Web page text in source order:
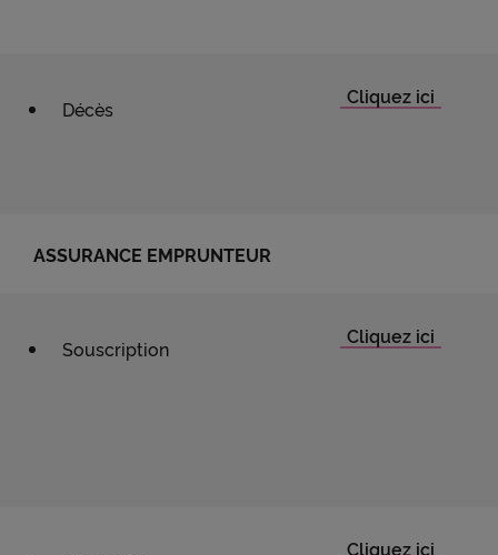
Décès
ASSURANCE EMPRUNTEUR
Souscription